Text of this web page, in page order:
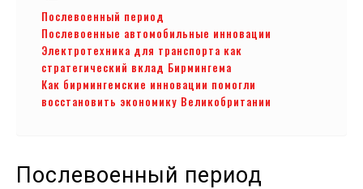
Послевоенный период
Послевоенные автомобильные инновации
Электротехника для транспорта как
стратегический вклад Бирмингема
Как бирмингемские инновации помогли
восстановить экономику Великобритании
Послевоенный период